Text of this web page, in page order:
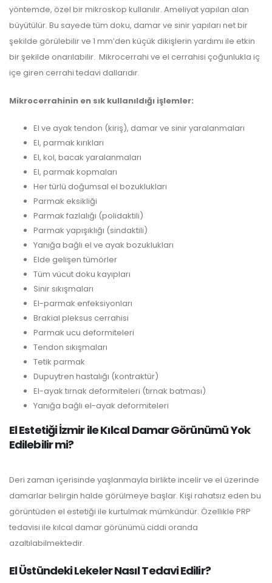
yöntemde, özel bir mikroskop kullanılır. Ameliyat yapılan alan
büyütülür. Bu sayede tüm doku, damar ve sinir yapıları net bir
şekilde görülebilir ve 1 mm’den küçük dikişlerin yardımı ile etkin
bir şekilde onarılabilir. Mikrocerrahi ve el cerrahisi çoğunlukla iç
içe giren cerrahi tedavi dallarıdır.
Mikrocerrahinin en sık kullanıldığı işlemler:
El ve ayak tendon (kiriş), damar ve sinir yaralanmaları
El, parmak kırıkları
El, kol, bacak yaralanmaları
El, parmak kopmaları
Her türlü doğumsal el bozuklukları
Parmak eksikliği
Parmak fazlalığı (polidaktili)
Parmak yapışıklığı (sindaktili)
Yanığa bağlı el ve ayak bozuklukları
Elde gelişen tümörler
Tüm vücut doku kayıpları
Sinir sıkışmaları
El-parmak enfeksiyonları
Brakial pleksus cerrahisi
Parmak ucu deformiteleri
Tendon sıkışmaları
Tetik parmak
Dupuytren hastalığı (kontraktür)
El-ayak tırnak deformiteleri (tırnak batması)
Yanığa bağlı el-ayak deformiteleri
El Estetiği İzmir ile Kılcal Damar Görünümü Yok
Edilebilir mi?
Deri zaman içerisinde yaşlanmayla birlikte incelir ve el üzerinde
damarlar belirgin halde görülmeye başlar. Kişi rahatsız eden bu
görüntüden el estetiği ile kurtulmak mümkündür. Özellikle PRP
tedavisi ile kılcal damar görünümü ciddi oranda
azaltılabilmektedir.
El Üstündeki Lekeler Nasıl Tedavi Edilir?